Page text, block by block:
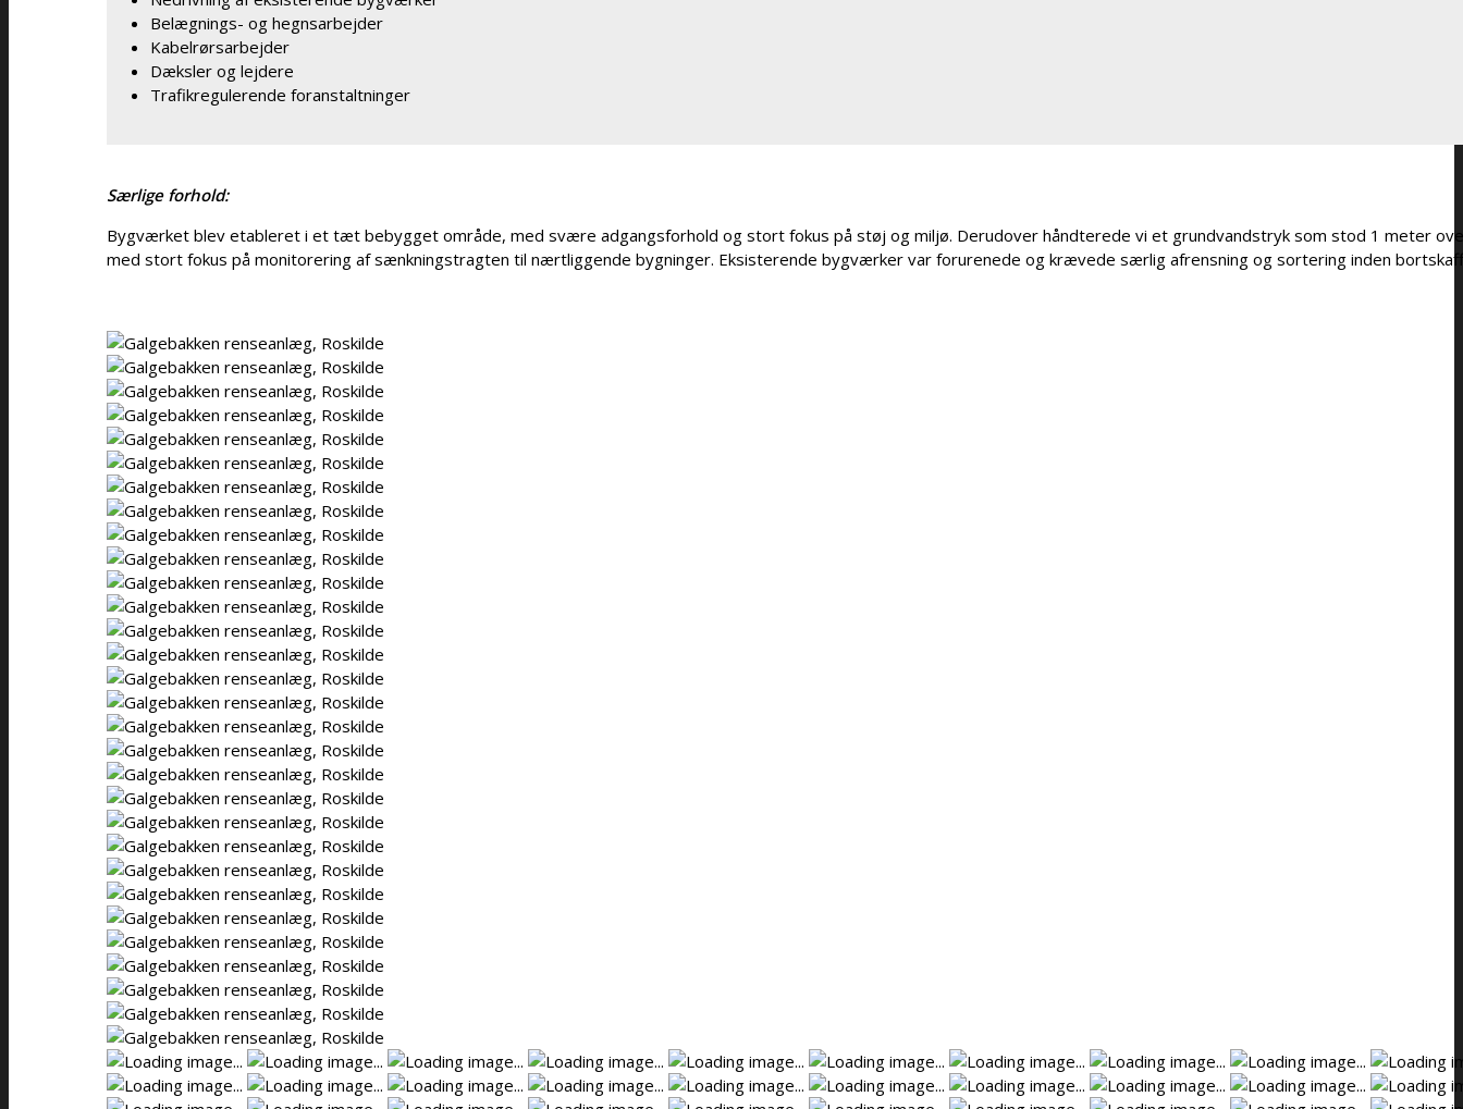
Belægnings- og hegnsarbejder
Kabelrørsarbejder
Dæksler og lejdere
Trafikregulerende foranstaltninger
Særlige forhold:
Bygværket blev etableret i et tæt bebygget område, med svære adgangsforhold og stort fokus på støj og miljø. Derudover håndterede vi et grundvandstryk som stod 1 meter
med stort fokus på monitorering af sænkningstragten til nærtliggende bygninger. Eksisterende bygværker var forurenede og krævede særlig afrensning og sortering inden